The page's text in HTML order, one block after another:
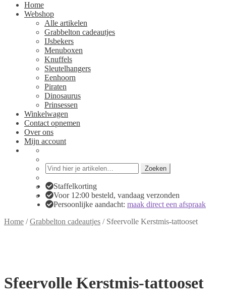
Home
Webshop
Alle artikelen
Grabbelton cadeautjes
IJsbekers
Menuboxen
Knuffels
Sleutelhangers
Eenhoorn
Piraten
Dinosaurus
Prinsessen
Winkelwagen
Contact opnemen
Over ons
Mijn account
Zoeken
naar:
Zoeken
Staffelkorting
Voor 12:00 besteld, vandaag verzonden
Persoonlijke aandacht: maak direct een afspraak
Home /Grabbelton cadeautjes / Sfeervolle Kerstmis-tattooset
Sfeervolle Kerstmis-tattooset